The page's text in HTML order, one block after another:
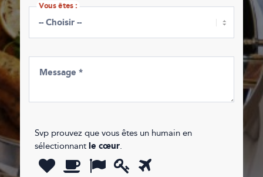
Vous êtes :
Message *
Svp prouvez que vous êtes un humain en
sélectionnant le cœur.
Svp
prouvez